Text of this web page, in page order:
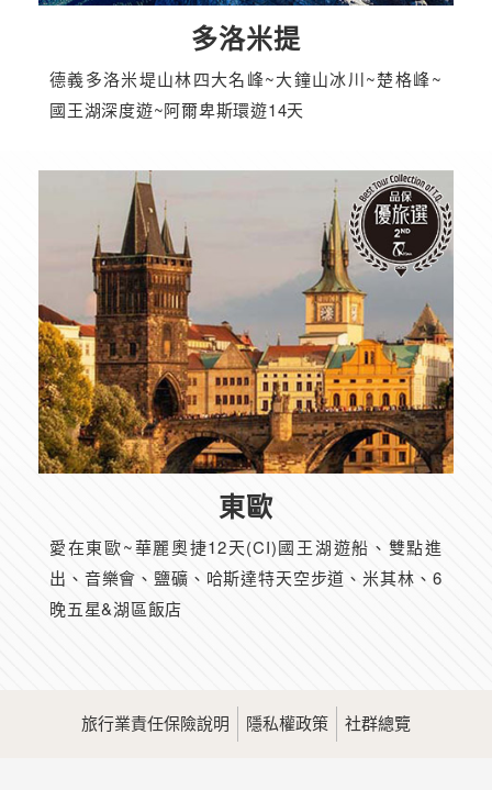
多洛米提
德義多洛米堤山林四大名峰~大鐘山冰川~楚格峰~
國王湖深度遊~阿爾卑斯環遊14天
東歐
愛在東歐~華麗奧捷12天(CI)國王湖遊船、雙點進
出、音樂會、鹽礦、哈斯達特天空步道、米其林、6
晚五星&湖區飯店
旅行業責任保險說明 隱私權政策 社群總覽